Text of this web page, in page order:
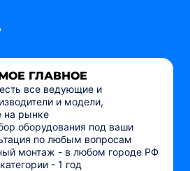
ГЛАВНОЕ
все ведующие и
и модели,
на рынке
оборудования под ваши
по любым вопросам
монтаж - в любом городе РФ
- 1 год